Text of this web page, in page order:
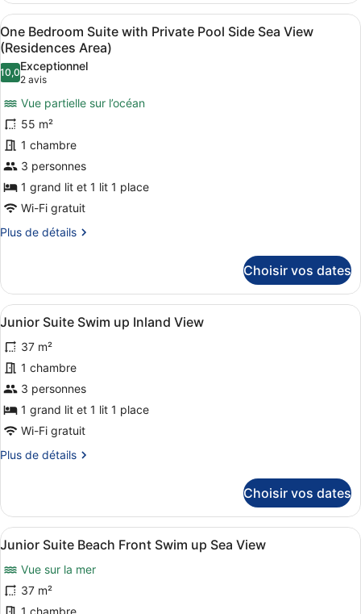
View
type
de
chambre
Premium
Double
Room
Limited
Sea
View
Afficher
toutes
les
photos
pour
ce
type
de
chambre :
One
Bedroom
Suite
Pool
Side
Sea
View
(Residences
Area)
Une chambre avec un lit, une
8
One Bedroom Suite with Private Pool Side Sea View
(Residences Area)
10,010,0 sur 10
Exceptionnel
2 avis
(2 avis)
Vue partielle sur l’océan
55 m²
1 chambre
3 personnes
1 grand lit et 1 lit 1 place
Wi-Fi gratuit
Plus de détails
Plus
le
type
de
One
Bedroom
Suite
with
Private
Side
Sea
View
Choisir vos dates
Afficher
toutes
les
photos
pour
ce
type
chambre :
Swim
up
Inland
View
Une chambre d’hôtel moderne,
5
Junior Suite Swim up Inland View
37 m²
1 chambre
3 personnes
1 grand lit et 1 lit 1 place
Wi-Fi gratuit
Plus de détails
Plus
le
type
de
Junior
Suite
Swim
Choisir vos dates
Afficher
toutes
les
photos
pour
Une chambre d’hôtel moderne
7
Junior Suite Beach Front Swim up Sea View
Vue sur la mer
37 m²